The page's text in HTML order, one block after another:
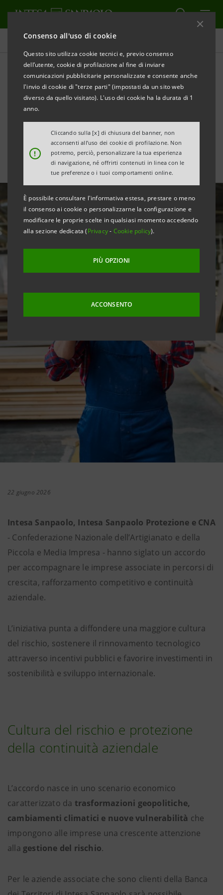
Consenso all'uso di cookie
Questo sito utilizza cookie tecnici e, previo consenso
dell’utente, cookie di profilazione al fine di inviare
comunicazioni pubblicitarie personalizzate e consente anche
l'invio di cookie di "terze parti" (impostati da un sito web
diverso da quello visitato). L'uso dei cookie ha la durata di 1
anno.
!
Cliccando sulla [x] di chiusura del banner, non
acconsenti all’uso dei cookie di profilazione. Non
potremo, perciò, personalizzare la tua esperienza
di navigazione, né offrirti contenuti in linea con le
tue preferenze o i tuoi comportamenti online.
È possibile consultare l'informativa estesa, prestare o meno
il consenso ai cookie o personalizzarne la configurazione e
modificare le proprie scelte in qualsiasi momento accedendo
alla sezione dedicata (Privacy- Cookie policy).
PIÙ OPZIONI
ACCONSENTO
Tutte le news
Intesa Sanpaolo e CNA:
accordo per la crescita e la
protezione delle PMI
22 giugno 2026
Intesa Sanpaolo, Intesa Sanpaolo Protezione e CNA
- Confederazione Nazionale dell’Artigianato e della
Piccola e Media Impresa - hanno siglato un accordo
per accompagnare le imprese associate in percorsi di
crescita, rafforzamento competitivo e continuità
aziendale.
L’iniziativa punta a diffondere una maggiore cultura
del rischio, sostenere il rinnovamento tecnologico
attraverso incentivi pubblici e favorire investimenti in
sostenibilità e sviluppo internazionale.
Cultura del rischio e protezione
della continuità aziendale
L’accordo nasce in uno scenario economico
caratterizzato da trasformazioni geopolitiche,
cambiamenti climatici e nuove vulnerabilità che
impongono alle imprese una crescente attenzione
alla gestione del rischio.
Per le aziende associate che sono clienti della Banca